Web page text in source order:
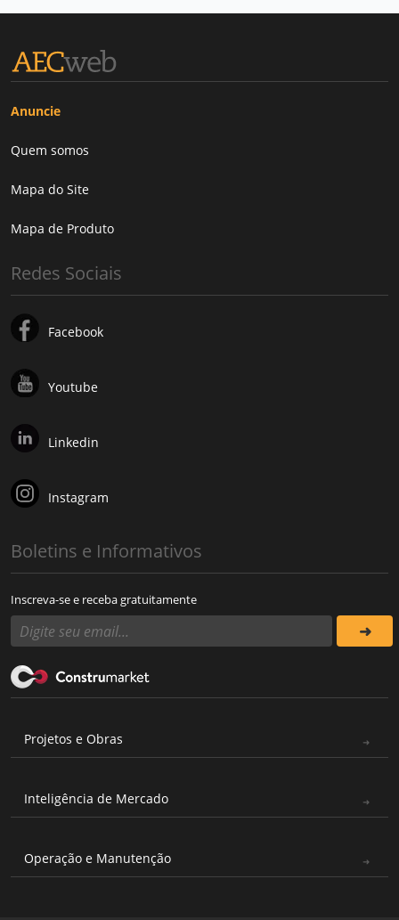
Anuncie
Quem somos
Mapa do Site
Mapa de Produto
Redes Sociais
Facebook
Youtube
Linkedin
Instagram
Boletins e Informativos
Inscreva-se e receba gratuitamente
Projetos e Obras
Inteligência de Mercado
Operação e Manutenção